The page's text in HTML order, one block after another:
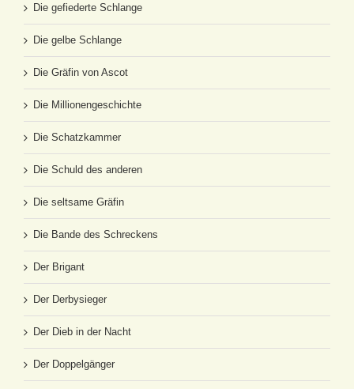
Die gefiederte Schlange
Die gelbe Schlange
Die Gräfin von Ascot
Die Millionengeschichte
Die Schatzkammer
Die Schuld des anderen
Die seltsame Gräfin
Die Bande des Schreckens
Der Brigant
Der Derbysieger
Der Dieb in der Nacht
Der Doppelgänger